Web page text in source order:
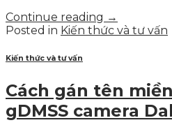
Continue reading →
Posted in Kiến thức và tư vấn
Kiến thức và tư vấn
Cách gán tên
gDMSS camera